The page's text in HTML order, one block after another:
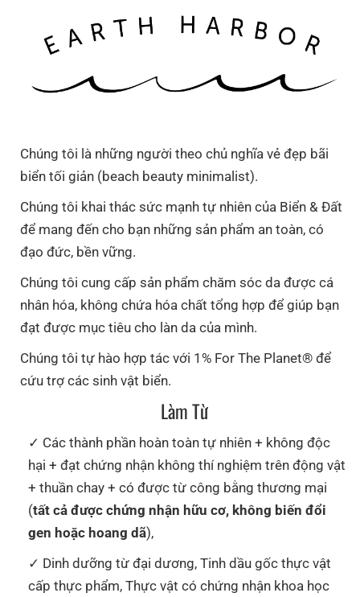
Chúng tôi là những người theo chủ nghĩa vẻ đẹp bãi
biển tối giản (beach beauty minimalist).
Chúng tôi khai thác sức mạnh tự nhiên của Biển & Đất
để mang đến cho bạn những sản phẩm an toàn, có
đạo đức, bền vững.
Chúng tôi cung cấp sản phẩm chăm sóc da được cá
nhân hóa, không chứa hóa chất tổng hợp để giúp bạn
đạt được mục tiêu cho làn da của mình.
Chúng tôi tự hào hợp tác với 1% For The Planet® để
cứu trợ các sinh vật biển.
Làm Từ
Các thành phần hoàn toàn tự nhiên + không độc
hại + đạt chứng nhận không thí nghiệm trên động vật
+ thuần chay + có được từ công bằng thương mại
(tất cả được chứng nhận hữu cơ, không biến đổi
gen hoặc hoang dã),
Dinh dưỡng từ đại dương, Tinh dầu gốc thực vật
cấp thực phẩm, Thực vật có chứng nhận khoa học